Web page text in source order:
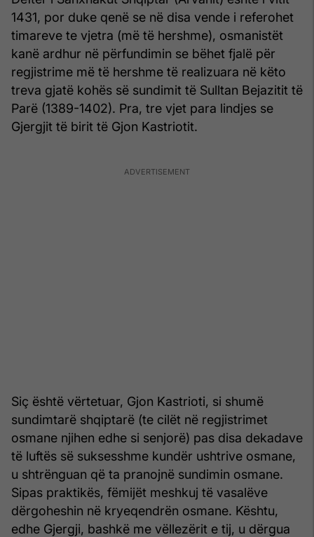
1431, por duke qenë se në disa vende i referohet
timareve te vjetra (më të hershme), osmanistët
kanë ardhur në përfundimin se bëhet fjalë për
regjistrime më të hershme të realizuara në këto
treva gjatë kohës së sundimit të Sulltan Bejazitit të
Parë (1389-1402). Pra, tre vjet para lindjes se
Gjergjit të birit të Gjon Kastriotit.
Siç është vërtetuar, Gjon Kastrioti, si shumë
sundimtarë shqiptarë (te cilët në regjistrimet
osmane njihen edhe si senjorë) pas disa dekadave
të luftës së suksesshme kundër ushtrive osmane,
u shtrënguan që ta pranojnë sundimin osmane.
Sipas praktikës, fëmijët meshkuj të vasalëve
dërgoheshin në kryeqendrën osmane. Kështu,
edhe Gjergji, bashkë me vëllezërit e tij, u dërgua